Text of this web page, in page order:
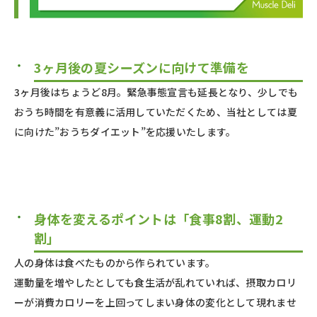
3ヶ月後の夏シーズンに向けて準備を
3ヶ月後はちょうど8月。緊急事態宣言も延長となり、少しでも
おうち時間を有意義に活用していただくため、当社としては夏
に向けた”おうちダイエット”を応援いたします。
身体を変えるポイントは「食事8割、運動2
割」
人の身体は食べたものから作られています。
運動量を増やしたとしても食生活が乱れていれば、摂取カロリ
ーが消費カロリーを上回ってしまい身体の変化として現れませ